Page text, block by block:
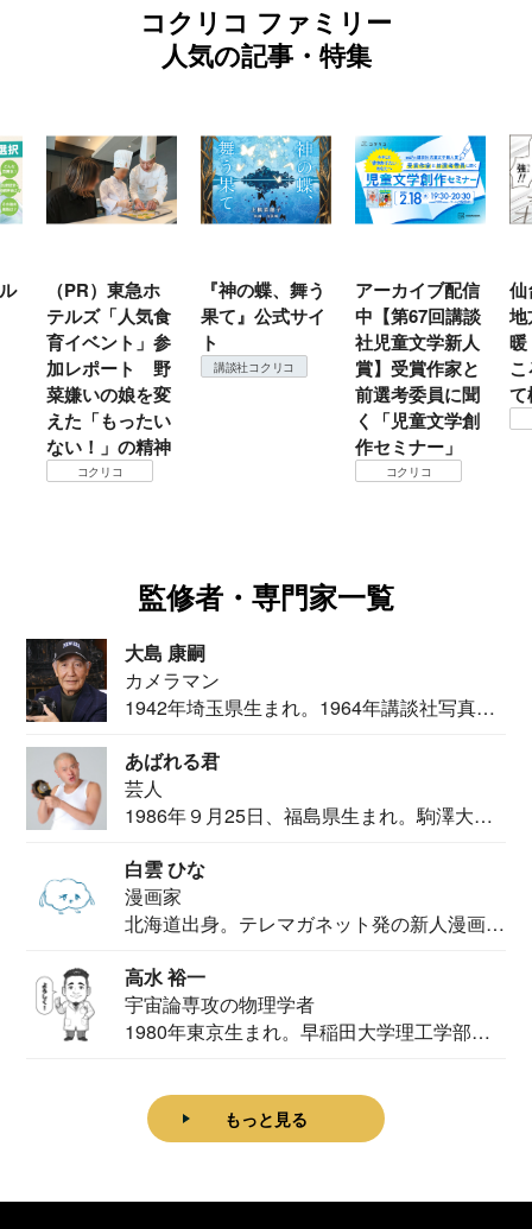
コクリコ ファミリー
人気の記事・特集
（PR）東急ホ
テルズ「人気食
育イベント」参
加レポート 野
菜嫌いの娘を変
えた「もったい
ない！」の精神
コクリコ
『神の蝶、舞う
果て』公式サイ
ト
講談社コクリコ
アーカイブ配信
中【第67回講談
社児童文学新人
賞】受賞作家と
前選考委員に聞
く「児童文学創
作セミナー」
コクリコ
仙
地
て
監修者・専門家一覧
大島 康嗣
カメラマン
1942年埼玉県生まれ。1964年講談社写真部
あばれる君
芸人
1986年９月25日、福島県生まれ。駒澤大学
白雲 ひな
漫画家
北海道出身。テレマガネット発の新人漫画
高水 裕一
宇宙論専攻の物理学者
1980年東京生まれ。早稲田大学理工学部物
もっと見る